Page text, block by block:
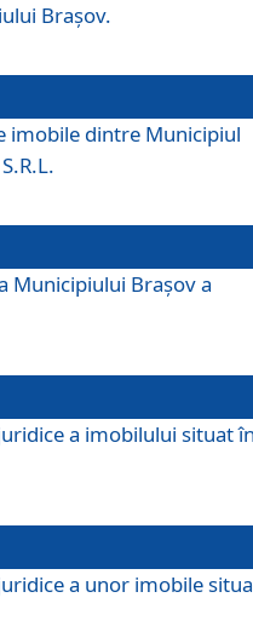
Brașov.
imobile dintre Municipiul
Municipiului Braşov a
a imobilului situat
a unor imobile